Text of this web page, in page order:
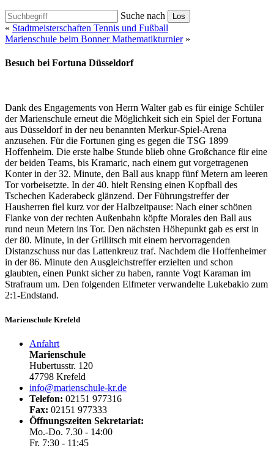
Suche nach Los
« Stadtmeisterschaften Tennis und Fußball
Marienschule beim Bonner Mathematikturnier»
Besuch bei Fortuna Düsseldorf
Dank des Engagements von Herrn Walter gab es für einige Schüler
der Marienschule erneut die Möglichkeit sich ein Spiel der Fortuna
aus Düsseldorf in der neu benannten Merkur-Spiel-Arena
anzusehen. Für die Fortunen ging es gegen die TSG 1899
Hoffenheim. Die erste halbe Stunde blieb ohne Großchance für eine
der beiden Teams, bis Kramaric, nach einem gut vorgetragenen
Konter in der 32. Minute, den Ball aus knapp fünf Metern am leeren
Tor vorbeisetzte. In der 40. hielt Rensing einen Kopfball des
Tschechen Kaderabeck glänzend. Der Führungstreffer der
Hausherren fiel kurz vor der Halbzeitpause: Nach einer schönen
Flanke von der rechten Außenbahn köpfte Morales den Ball aus
rund neun Metern ins Tor. Den nächsten Höhepunkt gab es erst in
der 80. Minute, in der Grillitsch mit einem hervorragenden
Distanzschuss nur das Lattenkreuz traf. Nachdem die Hoffenheimer
in der 86. Minute den Ausgleichstreffer erzielten und schon
glaubten, einen Punkt sicher zu haben, rannte Vogt Karaman im
Strafraum um. Den folgenden Elfmeter verwandelte Lukebakio zum
2:1-Endstand.
Marienschule Krefeld
Anfahrt
Marienschule
Hubertusstr. 120
47798 Krefeld
info@marienschule-kr.de
Telefon: 02151 977316
Fax: 02151 977333
Öffnungszeiten Sekretariat:
Mo.-Do. 7.30 - 14:00
Fr. 7:30 - 11:45